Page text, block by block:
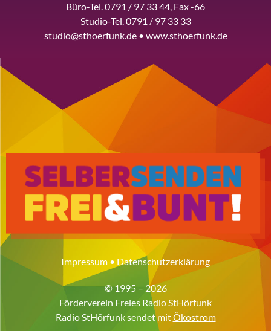
Büro-Tel. 0791 / 97 33 44, Fax -66
Studio-Tel. 0791 / 97 33 33
studio@sthoerfunk.de • www.sthoerfunk.de
Impressum • Datenschutzerklärung
© 1995 – 2026
Förderverein Freies Radio StHörfunk
Radio StHörfunk sendet mitÖkostrom